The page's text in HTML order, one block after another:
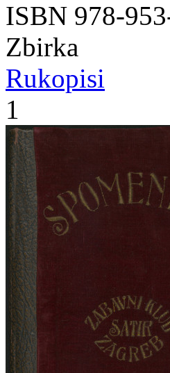
ISBN 978-
Zbirka
Rukopisi
1